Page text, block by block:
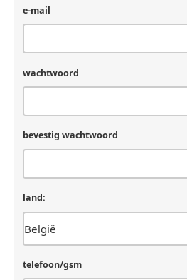
e-mail
wachtwoord
bevestig wachtwoord
land:
telefoon/gsm
een
mens